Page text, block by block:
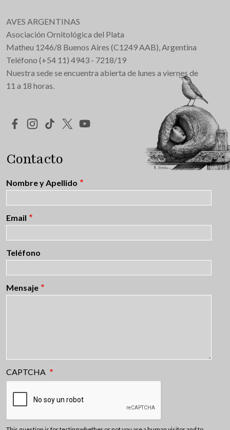
AVES ARGENTINAS
Asociación Ornitológica del Plata
Matheu 1246/8 Buenos Aires (C1249 AAB), Argentina
Teléfono (+54 11) 4943 - 7218/19
Nuestra sede se encuentra abierta de lunes a viernes de
11 a 18 horas.
Redes Sociales
Contacto
Nombre y Apellido
Email
Teléfono
Mensaje
CAPTCHA